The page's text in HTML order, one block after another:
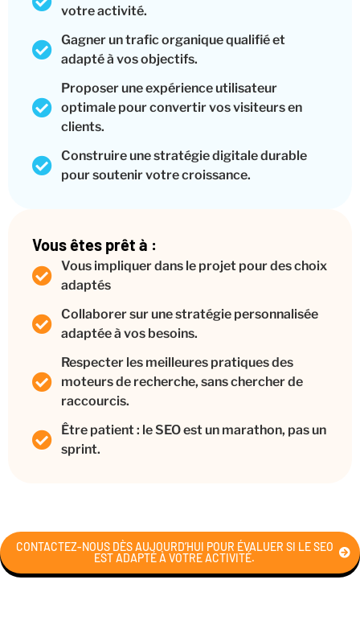
votre activité.
Gagner un trafic organique qualifié et
adapté à vos objectifs.
Proposer une expérience utilisateur
optimale pour convertir vos visiteurs en
clients.
Construire une stratégie digitale durable
pour soutenir votre croissance.
Vous êtes prêt à :
Vous impliquer dans le projet pour des choix
adaptés
Collaborer sur une stratégie personnalisée
adaptée à vos besoins.
Respecter les meilleures pratiques des
moteurs de recherche, sans chercher de
raccourcis.
Être patient : le SEO est un marathon, pas un
sprint.
CONTACTEZ-NOUS DÈS AUJOURD’HUI POUR ÉVALUER SI LE SEO
EST ADAPTÉ À VOTRE ACTIVITÉ.